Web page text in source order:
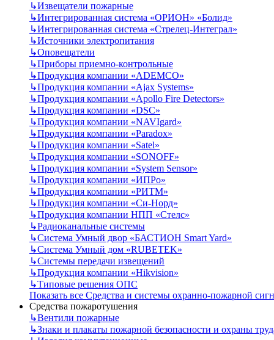
↳Извещатели пожарные
↳Интегрированная система «ОРИОН» «Болид»
↳Интегрированная система «Стрелец-Интеграл»
↳Источники электропитания
↳Оповещатели
↳Приборы приемно-контрольные
↳Продукция компании «ADEMCO»
↳Продукция компании «Ajax Systems»
↳Продукция компании «Apollo Fire Detectors»
↳Продукция компании «DSC»
↳Продукция компании «NAVIgard»
↳Продукция компании «Paradox»
↳Продукция компании «Satel»
↳Продукция компании «SONOFF»
↳Продукция компании «System Sensor»
↳Продукция компании «ИПРо»
↳Продукция компании «РИТМ»
↳Продукция компании «Си-Норд»
↳Продукция компании НПП «Стелс»
↳Радиоканальные системы
↳Система Умный двор «БАСТИОН Smart Yard»
↳Система Умный дом «RUBETEK»
↳Системы передачи извещений
↳Продукция компании «Hikvision»
↳Типовые решения ОПС
Показать все Средства и системы охранно-пожарной
Средства пожаротушения
↳Вентили пожарные
↳Знаки и плакаты пожарной безопасности и охраны